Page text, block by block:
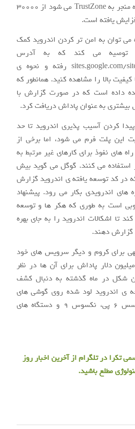
زنجیره ای از راه دور که منجر به TrustZone می شود از ۳۰۰۰۰
می توان به امن تر کردن اندروید کمک
توصیه می کند که به آدرس
sites.google.com/site/bughunteruniversity رفته و نحوه ی
بالا را مشاهده کنید. همانطور که
داده است که در صورت گزارش با
بیشتری به عنوان پاداش دریافت کرد.
کردن آسیب پذیری اندروید تا حد
این پلت فرم می شود، اما برخی از
های نفوذ برای کارهای غیر مرتبط به
استفاده می کنند. گوگل می گوید بیش
در کد توسعه یافته ی اندروید گزارش
های اندرویدی بکار می رود. پیشنهاد
است به طوری که هکر ها و توسعه
تا اشکالات اندروید را به جای بهره
گزارش دهند.
برای کروم و دیگر سرویس های خود
دلار پاداش برای آن ها در نظر
شکل در ماه گذشته به دنبال کشف
ی اندروید لود شده روی گوشی های
نکسوس ۵ ایکس، نکسس ۶ پی، نکسوس ۹ و دستگاه های
تکرا در تلگرام از آخرین اخبار روز
مطلع باشید.